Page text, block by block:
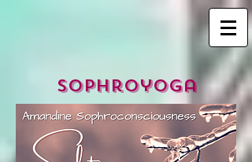
Sophroyoga